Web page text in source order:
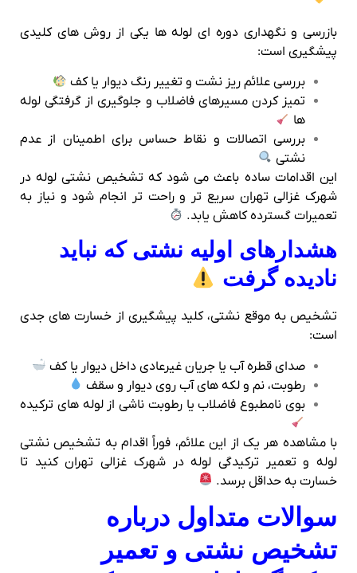
بازرسی و نگهداری دوره‌ ای لوله‌ ها یکی از روش‌ های کلیدی
پیشگیری است:
بررسی علائم ریز نشت و تغییر رنگ دیوار یا کف
تمیز کردن مسیرهای فاضلاب و جلوگیری از گرفتگی لوله‌
ها
بررسی اتصالات و نقاط حساس برای اطمینان از عدم
نشتی
این اقدامات ساده باعث می‌ شود که تشخیص نشتی لوله در
شهرک غزالی تهران سریع‌ تر و راحت‌ تر انجام شود و نیاز به
تعمیرات گسترده کاهش یابد.
هشدارهای اولیه نشتی که نباید
نادیده گرفت
تشخیص به موقع نشتی، کلید پیشگیری از خسارت‌ های جدی
است:
صدای قطره آب یا جریان غیرعادی داخل دیوار یا کف
رطوبت، نم و لکه‌ های آب روی دیوار و سقف
بوی نامطبوع فاضلاب یا رطوبت ناشی از لوله‌ های ترکیده
با مشاهده هر یک از این علائم، فوراً اقدام به تشخیص نشتی
لوله و تعمیر ترکیدگی لوله در شهرک غزالی تهران کنید تا
خسارت به حداقل برسد.
سوالات متداول درباره
تشخیص نشتی و تعمیر